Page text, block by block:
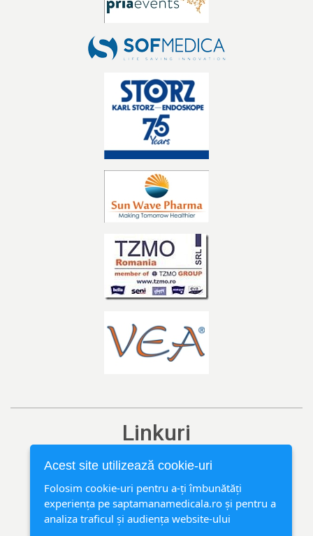
Linkuri
Ediția curentă
Arhivă
Rubrici
Contact
Acest site utilizează cookie-uri
Folosim cookie-uri pentru a-ți îmbunătăți
experiența pe saptamanamedicala.ro și pentru a
analiza traficul și audiența website-ului